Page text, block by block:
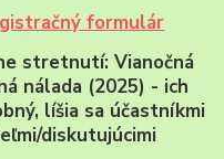
formulár
stretnutí: Vianočná
nálada (2025) - ich
líšia sa účastníkmi
diskutujúcimi